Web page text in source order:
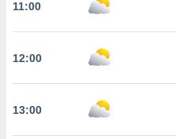
coste.
botón
a la
todas
ya sean
CONTINUAR
11:00
12:00
13:00